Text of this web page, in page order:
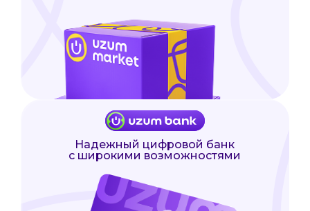
Надежный цифровой банк
с широкими возможностями